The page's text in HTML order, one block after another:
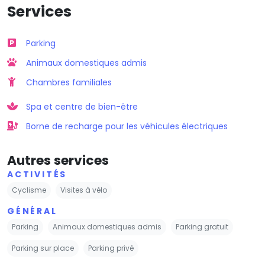
Services
Parking
Animaux domestiques admis
Chambres familiales
Spa et centre de bien-être
Borne de recharge pour les véhicules électriques
Autres services
ACTIVITÉS
Cyclisme Visites à vélo
GÉNÉRAL
Parking Animaux domestiques admis Parking gratuit
Parking sur place Parking privé